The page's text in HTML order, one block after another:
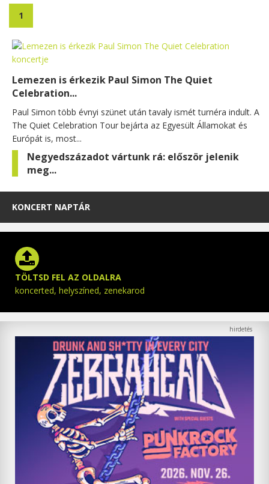
1
Lemezen is érkezik Paul Simon The Quiet
Celebration...
Paul Simon több évnyi szünet után tavaly ismét turnéra indult. A
The Quiet Celebration Tour bejárta az Egyesült Államokat és
Európát is, most...
Negyedszázadot vártunk rá: először jelenik
meg...
KONCERT NAPTÁR
TÖLTSD FEL AZ OLDALRA
koncerted, helyszíned, zenekarod